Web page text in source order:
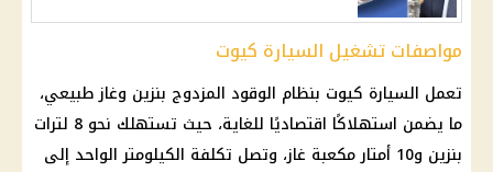
مواصفات تشغيل السيارة كيوت
تعمل السيارة كيوت بنظام الوقود المزدوج بنزين وغاز طبيعي،
ما يضمن استهلاكًا اقتصاديًا للغاية، حيث تستهلك نحو 8 لترات
بنزين و10 أمتار مكعبة غاز، وتصل تكلفة الكيلومتر الواحد إلى